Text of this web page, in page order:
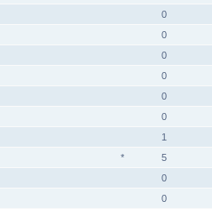
0
0
0
0
0
0
1
*
5
0
0